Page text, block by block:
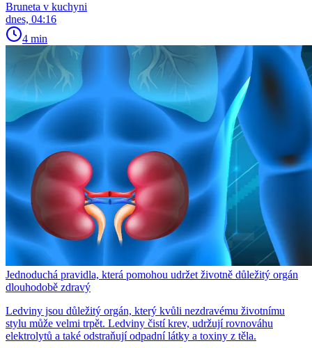
Bruneta v kuchyni
dnes, 04:16
4 min
Jednoduchá pravidla, která pomohou udržet životně důležitý orgán
dlouhodobě zdravý
Ledviny jsou důležitý orgán, který kvůli nezdravému životnímu
stylu může velmi trpět. Ledviny čistí krev, udržují rovnováhu
elektrolytů a také odstraňují odpadní látky a toxiny z těla.